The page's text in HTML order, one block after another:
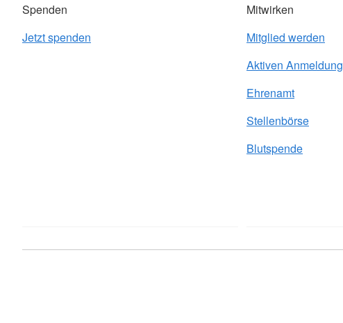
Spenden
Jetzt spenden
Mitwirken
Mitglied werden
Aktiven Anmeldung
Ehrenamt
Stellenbörse
Blutspende